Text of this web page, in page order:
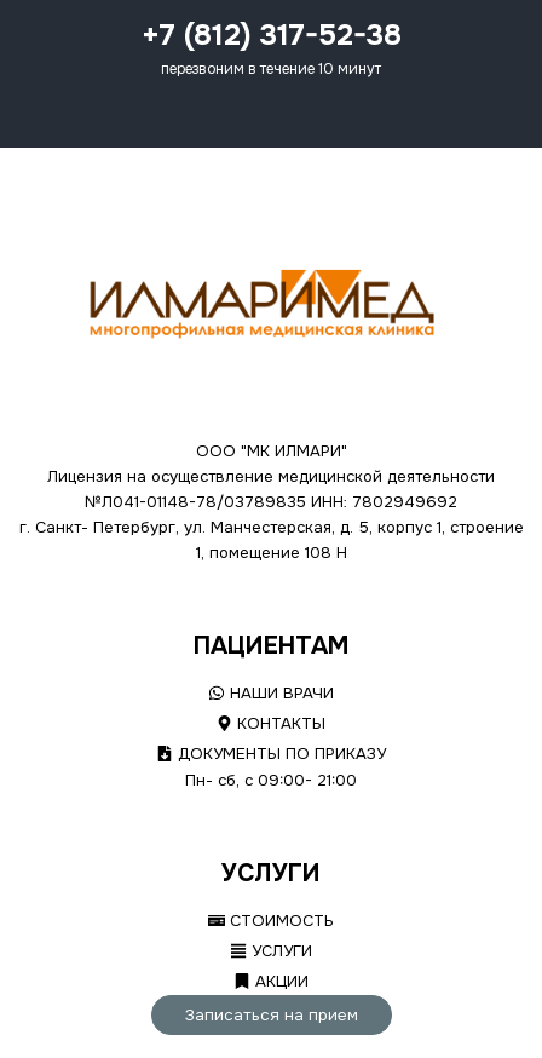
+7 (812) 317-52-38
перезвоним в течение 10 минут
ООО "МК ИЛМАРИ"
Лицензия на осуществление медицинской деятельности
№Л041-01148-78/03789835 ИНН: 7802949692
г. Санкт- Петербург, ул. Манчестерская, д. 5, корпус 1, строение
1, помещение 108 Н
ПАЦИЕНТАМ
НАШИ ВРАЧИ
КОНТАКТЫ
ДОКУМЕНТЫ ПО ПРИКАЗУ
Пн- сб, с 09:00- 21:00
УСЛУГИ
СТОИМОСТЬ
УСЛУГИ
АКЦИИ
Записаться на прием